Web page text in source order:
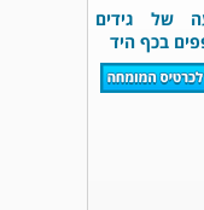
של גידים
בכף היד